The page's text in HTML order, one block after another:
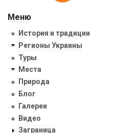
Меню
История и традиции
Регионы Украины
Туры
Места
Природа
Блог
Галереи
Видео
Заграница